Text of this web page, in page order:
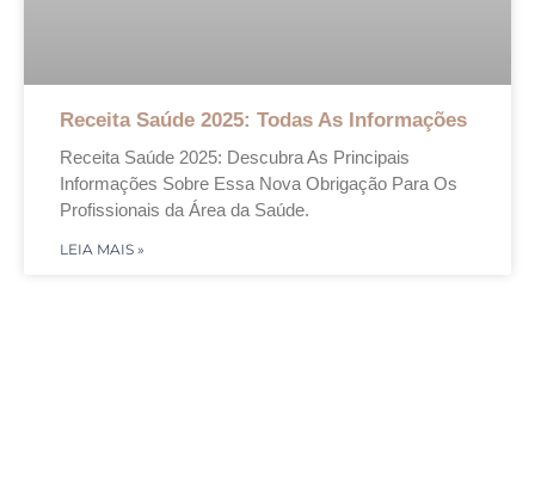
Receita Saúde 2025: Todas As Informações
Receita Saúde 2025: Descubra As Principais
Informações Sobre Essa Nova Obrigação Para Os
Profissionais da Área da Saúde.
LEIA MAIS »